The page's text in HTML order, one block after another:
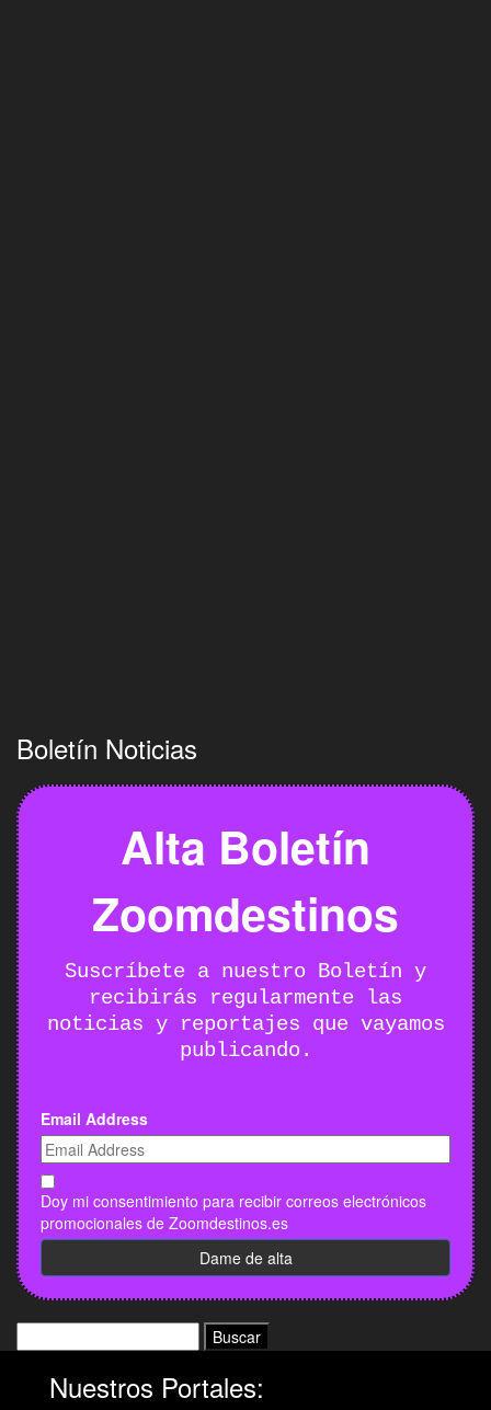
Boletín Noticias
Alta Boletín
Zoomdestinos
Suscríbete a nuestro Boletín y
recibirás regularmente las
noticias y reportajes que vayamos
publicando.
Email Address
Doy mi consentimiento para recibir correos electrónicos
promocionales de Zoomdestinos.es
Nuestros Portales: